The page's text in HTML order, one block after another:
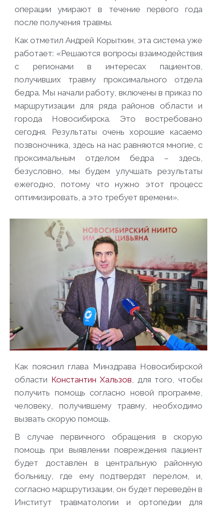
операции умирают в течение первого года
после получения травмы.
Как отметил Андрей Корыткин, эта система уже
работает: «Решаются вопросы взаимодействия
с регионами в интересах пациентов,
получивших травму проксимального отдела
бедра. Мы начали работу, включены в приказ по
маршрутизации для ряда районов области и
города Новосибирска. Это востребовано
сегодня. Результаты очень хорошие касаемо
позвоночника, здесь на нас равняются многие, с
проксимальным отделом бедра – здесь,
безусловно, мы будем улучшать результаты
ежегодно, потому что нужно этот процесс
оптимизировать, а это требует времени».
Как пояснил глава Минздрава Новосибирской
области Константин Хальзов, для того, чтобы
получить помощь согласно новой программе,
человеку, получившему травму, необходимо
вызвать скорую помощь.
В случае первичного обращения в скорую
помощь при выявлении повреждения пациент
будет доставлен в центральную районную
больницу, где ему подтвердят перелом, и,
согласно маршрутизации, он будет переведён в
Институт травматологии и ортопедии для